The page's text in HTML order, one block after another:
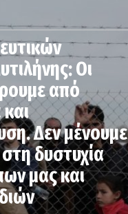
Οι
από
Δεν μένουμε
δυστυχία
μας και